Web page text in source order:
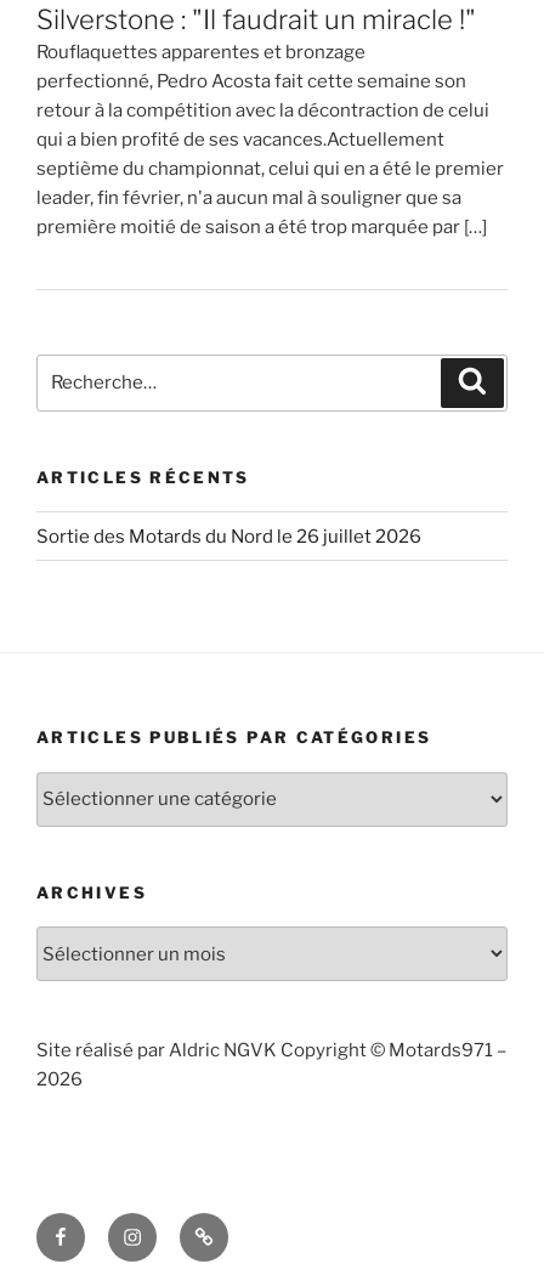
Silverstone : "Il faudrait un miracle !"
Rouflaquettes apparentes et bronzage
perfectionné, Pedro Acosta fait cette semaine son
retour à la compétition avec la décontraction de celui
qui a bien profité de ses vacances.Actuellement
septième du championnat, celui qui en a été le premier
leader, fin février, n'a aucun mal à souligner que sa
première moitié de saison a été trop marquée par […]
pour
ARTICLES RÉCENTS
Sortie des Motards du Nord le 26 juillet 2026
ARTICLES PUBLIÉS PAR CATÉGORIES
Articles
ARCHIVES
Site réalisé par Aldric NGVK Copyright © Motards971 –
2026
FacebookInstagramContact